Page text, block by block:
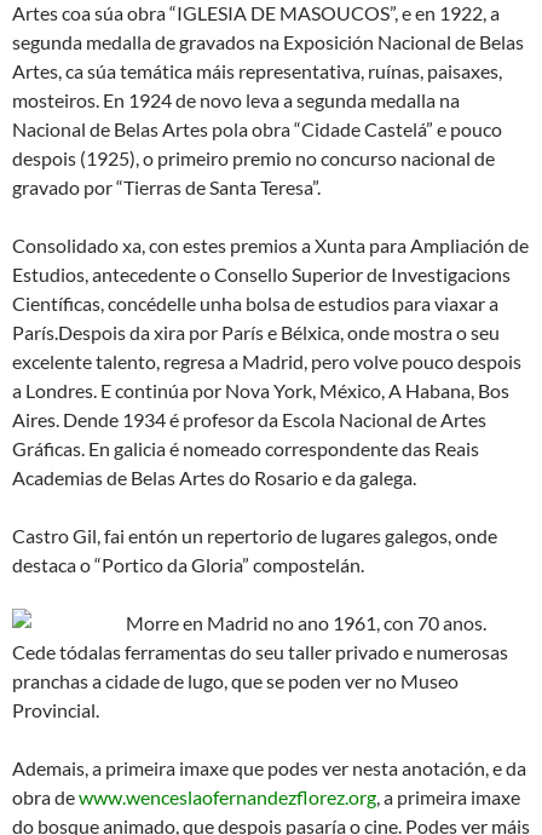
Artes coa súa obra “IGLESIA DE MASOUCOS”, e en 1922, a
segunda medalla de gravados na Exposición Nacional de Belas
Artes, ca súa temática máis representativa, ruínas, paisaxes,
mosteiros. En 1924 de novo leva a segunda medalla na
Nacional de Belas Artes pola obra “Cidade Castelá” e pouco
despois (1925), o primeiro premio no concurso nacional de
gravado por “Tierras de Santa Teresa”.
Consolidado xa, con estes premios a Xunta para Ampliación de
Estudios, antecedente o Consello Superior de Investigacions
Científicas, concédelle unha bolsa de estudios para viaxar a
París.Despois da xira por París e Bélxica, onde mostra o seu
excelente talento, regresa a Madrid, pero volve pouco despois
a Londres. E continúa por Nova York, México, A Habana, Bos
Aires. Dende 1934 é profesor da Escola Nacional de Artes
Gráficas. En galicia é nomeado correspondente das Reais
Academias de Belas Artes do Rosario e da galega.
Castro Gil, fai entón un repertorio de lugares galegos, onde
destaca o “Portico da Gloria” compostelán.
Morre en Madrid no ano 1961, con 70 anos.
Cede tódalas ferramentas do seu taller privado e numerosas
pranchas a cidade de lugo, que se poden ver no Museo
Provincial.
Ademais, a primeira imaxe que podes ver nesta anotación, e da
obra dewww.wenceslaofernandezflorez.org, a primeira imaxe
do bosque animado, que despois pasaría o cine. Podes ver máis